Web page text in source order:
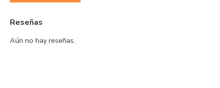
Reseñas
Aún no hay reseñas.